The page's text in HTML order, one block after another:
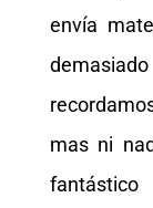
envía
mas ni